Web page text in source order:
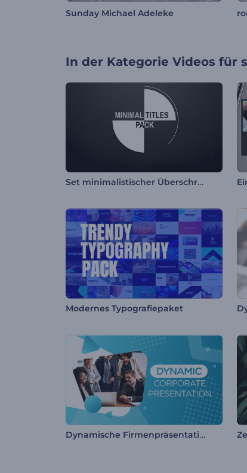
Sunday Michael Adeleke
In der Kategorie Videos für
Set minimalistischer Überschriften
Modernes Typografiepaket
Dynamische Firmenpräsentation